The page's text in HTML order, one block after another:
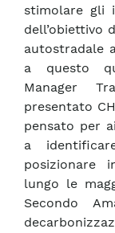
stimolare gli
dell’obiettivo
autostradale
a questo
Manager
presentato
pensato per
a
posizionare
lungo le
Secondo